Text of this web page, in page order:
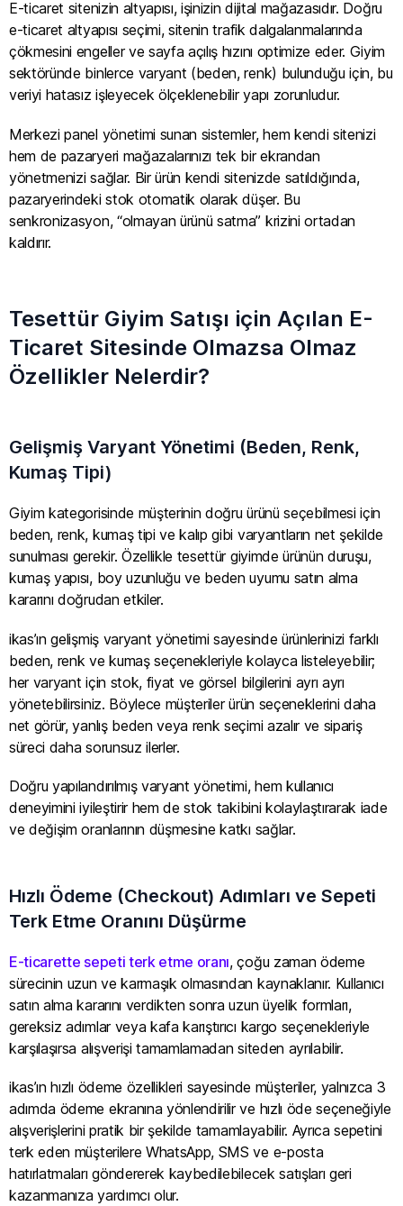
E-ticaret sitenizin altyapısı, işinizin dijital mağazasıdır. Doğru
e-ticaret altyapısı seçimi, sitenin trafik dalgalanmalarında
çökmesini engeller ve sayfa açılış hızını optimize eder. Giyim
sektöründe binlerce varyant (beden, renk) bulunduğu için, bu
veriyi hatasız işleyecek ölçeklenebilir yapı zorunludur.
Merkezi panel yönetimi sunan sistemler, hem kendi sitenizi
hem de pazaryeri mağazalarınızı tek bir ekrandan
yönetmenizi sağlar. Bir ürün kendi sitenizde satıldığında,
pazaryerindeki stok otomatik olarak düşer. Bu
senkronizasyon, “olmayan ürünü satma” krizini ortadan
kaldırır.
Tesettür Giyim Satışı için Açılan E-
Ticaret Sitesinde Olmazsa Olmaz
Özellikler Nelerdir?
Gelişmiş Varyant Yönetimi (Beden, Renk,
Kumaş Tipi)
Giyim kategorisinde müşterinin doğru ürünü seçebilmesi için
beden, renk, kumaş tipi ve kalıp gibi varyantların net şekilde
sunulması gerekir. Özellikle tesettür giyimde ürünün duruşu,
kumaş yapısı, boy uzunluğu ve beden uyumu satın alma
kararını doğrudan etkiler.
ikas’ın gelişmiş varyant yönetimi sayesinde ürünlerinizi farklı
beden, renk ve kumaş seçenekleriyle kolayca listeleyebilir;
her varyant için stok, fiyat ve görsel bilgilerini ayrı ayrı
yönetebilirsiniz. Böylece müşteriler ürün seçeneklerini daha
net görür, yanlış beden veya renk seçimi azalır ve sipariş
süreci daha sorunsuz ilerler.
Doğru yapılandırılmış varyant yönetimi, hem kullanıcı
deneyimini iyileştirir hem de stok takibini kolaylaştırarak iade
ve değişim oranlarının düşmesine katkı sağlar.
Hızlı Ödeme (Checkout) Adımları ve Sepeti
Terk Etme Oranını Düşürme
E-ticarette sepeti terk etme oranı, çoğu zaman ödeme
sürecinin uzun ve karmaşık olmasından kaynaklanır. Kullanıcı
satın alma kararını verdikten sonra uzun üyelik formları,
gereksiz adımlar veya kafa karıştırıcı kargo seçenekleriyle
karşılaşırsa alışverişi tamamlamadan siteden ayrılabilir.
ikas’ın hızlı ödeme özellikleri sayesinde müşteriler, yalnızca 3
adımda ödeme ekranına yönlendirilir ve hızlı öde seçeneğiyle
alışverişlerini pratik bir şekilde tamamlayabilir. Ayrıca sepetini
terk eden müşterilere WhatsApp, SMS ve e-posta
hatırlatmaları göndererek kaybedilebilecek satışları geri
kazanmanıza yardımcı olur.